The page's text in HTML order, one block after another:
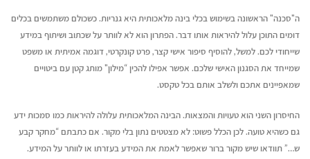
ה"סכנה" הראשונה בשימוש בכלי בינה מלאכותית היא גנריות. כשכולם משתמשים בכלים
דומים התוכן עלול להיראות אותו דבר. הפתרון הוא לא לוותר על שכתוב ושיתוף במידע
שייחודי לכם. למשל, להוסיף סיפור אישי קצר, פרט קונקרטי, דוגמה אמיתית או משפט
שמייחד את הסגנון האישי שלכם. אפשר אפילו להכין “מילון" מותג קטן עם ביטויים
שמאפיינים אתכם ולשלב אותם בכל טקסט.
החיסרון השני הוא טעויות והמצאות. הבינה המלאכותית עלולה להיראות כמו סמכות ידע
גם כשהיא טועה. לכן הכלל פשוט: לא מצטטים נתון בלי מקור. אם כתבתם “מחקר קבע
ש…” תוודאו שיש מקור ברור שאפשר לאמת את המידע בעזרתו או לוותר על המידע.